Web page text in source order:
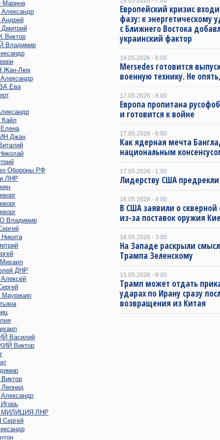
Владимир
Люк
Ева
Джан
Обороны РФ
ЛНР
Владимир
ДНР
Василий
Виктор
ЛНР
Европейский кризис
фазу: к энергетическому
с Ближнего Востока
украинский фактор
18.05.2026 - 6:00
Mersedes готовится
военную технику. Не
17.05.2026 - 8:00
Европа пропитана
и готовится к войне
17.05.2026 - 6:00
Как ядерная мечта
национальным
17.05.2026 - 1:00
Лидерству США
16.05.2026 - 4:00
В США заявили о скверной
из-за поставок оружия
16.05.2026 - 3:00
На Западе раскрыли
Трампа Зеленскому
15.05.2026 - 9:00
Трамп может отдать
ударах по Ирану сразу
возвращения из Китая